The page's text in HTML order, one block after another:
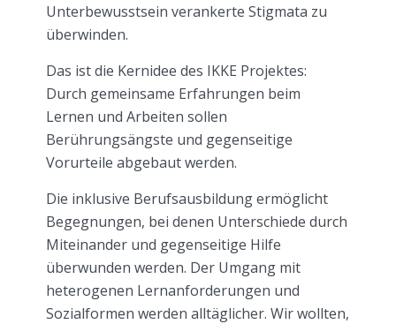
Unterbewusstsein verankerte Stigmata zu
überwinden.
Das ist die Kernidee des IKKE Projektes:
Durch gemeinsame Erfahrungen beim
Lernen und Arbeiten sollen
Berührungsängste und gegenseitige
Vorurteile abgebaut werden.
Die inklusive Berufsausbildung ermöglicht
Begegnungen, bei denen Unterschiede durch
Miteinander und gegenseitige Hilfe
überwunden werden. Der Umgang mit
heterogenen Lernanforderungen und
Sozialformen werden alltäglicher. Wir wollten,